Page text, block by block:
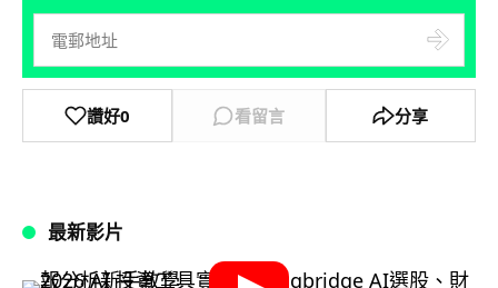
讚好0 看留言 分享
最新影片